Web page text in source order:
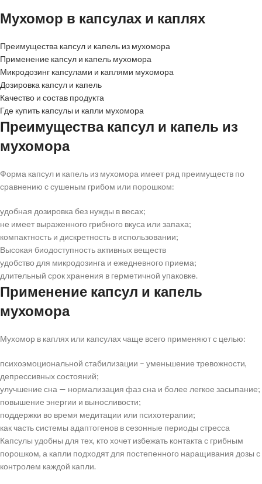
Мухомор в капсулах и каплях
Преимущества капсул и капель из мухомора
Применение капсул и капель мухомора
Микродозинг капсулами и каплями мухомора
Дозировка капсул и капель
Качество и состав продукта
Где купить капсулы и капли мухомора
Преимущества капсул и капель из
мухомора
Форма капсул и капель из мухомора имеет ряд преимуществ по
сравнению с сушеным грибом или порошком:
удобная дозировка без нужды в весах;
не имеет выраженного грибного вкуса или запаха;
компактность и дискретность в использовании;
Высокая биодоступность активных веществ
удобство для микродозинга и ежедневного приема;
длительный срок хранения в герметичной упаковке.
Применение капсул и капель
мухомора
Мухомор в каплях или капсулах чаще всего применяют с целью:
психоэмоциональной стабилизации – уменьшение тревожности,
депрессивных состояний;
улучшение сна — нормализация фаз сна и более легкое засыпание;
повышение энергии и выносливости;
поддержки во время медитации или психотерапии;
как часть системы адаптогенов в сезонные периоды стресса
Капсулы удобны для тех, кто хочет избежать контакта с грибным
порошком, а капли подходят для постепенного наращивания дозы с
контролем каждой капли.